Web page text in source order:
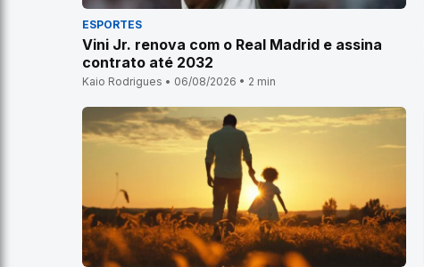
ESPORTES
Vini Jr. renova com o Real Madrid e assina
contrato até 2032
Kaio Rodrigues • 06/08/2026 • 2 min